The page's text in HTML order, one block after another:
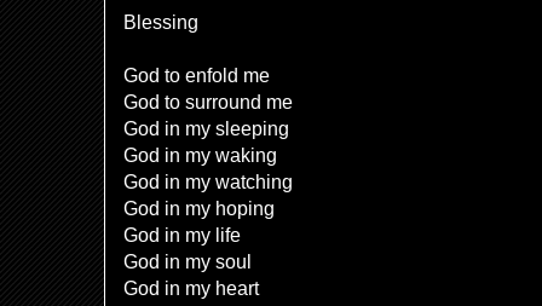
Blessing
God to enfold me
God to surround me
God in my sleeping
God in my waking
God in my watching
God in my hoping
God in my life
God in my soul
God in my heart